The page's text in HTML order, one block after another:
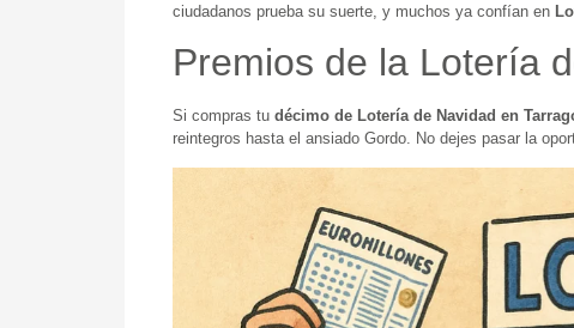
ciudadanos prueba su suerte, y muchos ya confían en
Premios de la Lotería
Si compras tu décimo de Lotería de Navidad en
reintegros hasta el ansiado Gordo. No dejes pasar la